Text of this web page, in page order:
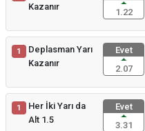
Kazanır
1.22
1
Deplasman Yarı
Kazanır
Evet
2.07
1
Her İki Yarı da
Alt 1.5
Evet
3.31